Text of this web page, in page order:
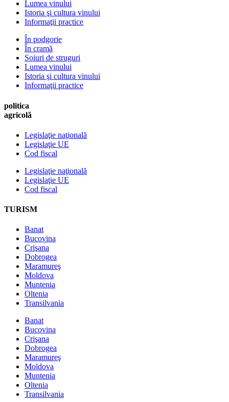
Lumea vinului
Istoria şi cultura vinului
Informaţii practice
În podgorie
În cramă
Soiuri de struguri
Lumea vinului
Istoria şi cultura vinului
Informaţii practice
politica
agricolă
Legislaţie naţională
Legislaţie UE
Cod fiscal
Legislaţie naţională
Legislaţie UE
Cod fiscal
TURISM
Banat
Bucovina
Crişana
Dobrogea
Maramureş
Moldova
Muntenia
Oltenia
Transilvania
Banat
Bucovina
Crişana
Dobrogea
Maramureş
Moldova
Muntenia
Oltenia
Transilvania